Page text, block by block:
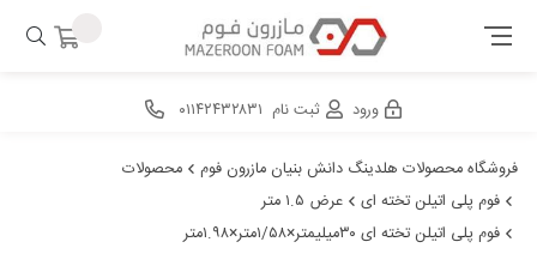
ورود ثبت نام ۰۱۱۴۲۴۳۲۸۳۱
فروشگاه محصولات هلدینگ دانش بنیان مازرون فوم
محصولات
فوم پلی اتیلن تخته ای
عرض ۱.۵ متر
فوم پلی اتیلن تخته ای ۳۰میلیمتر×۱/۵۸متر×۱.۹۸متر